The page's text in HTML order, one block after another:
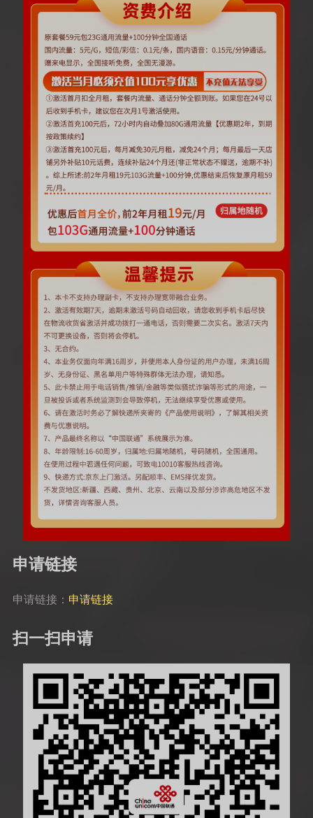
申请链接
申请链接： 申请链接
扫一扫申请